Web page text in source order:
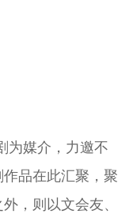
为媒介，力邀不
品在此汇聚，聚
，则以文会友、